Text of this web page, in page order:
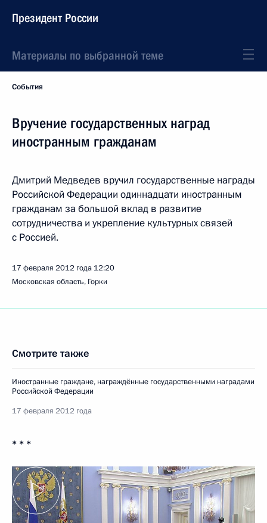
Президент России
Материалы по выбранной теме
События
Вручение государственных наград
иностранным гражданам
Дмитрий Медведев вручил государственные награды
Российской Федерации одиннадцати иностранным
гражданам за большой вклад в развитие
сотрудничества и укрепление культурных связей
с Россией.
17 февраля 2012 года 12:20
Московская область, Горки
Смотрите также
Иностранные граждане, награждённые государственными наградами
Российской Федерации
17 февраля 2012 года
* * *